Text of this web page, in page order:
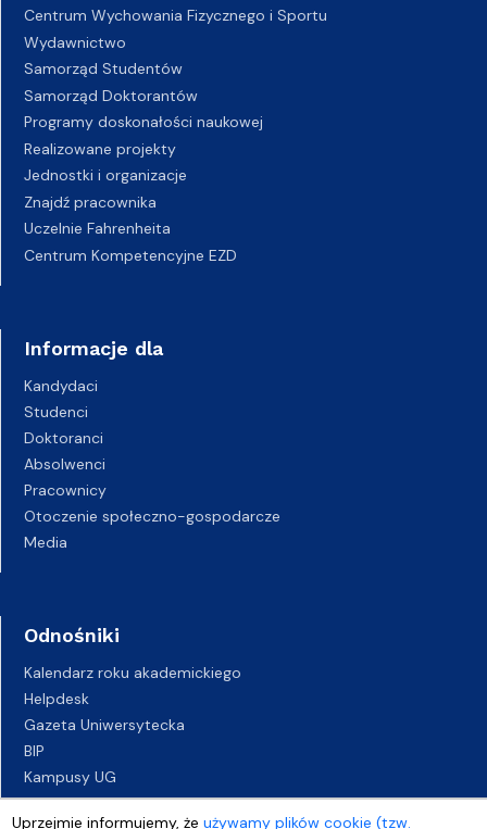
Uprzejmie informujemy, żeużywamy plików cookie (tzw.
Centrum Wychowania Fizycznego i Sportu
Wydawnictwo
Samorząd Studentów
Samorząd Doktorantów
Programy doskonałości naukowej
Realizowane projekty
Jednostki i organizacje
Znajdź pracownika
Uczelnie Fahrenheita
Centrum Kompetencyjne EZD
Informacje dla
Kandydaci
Studenci
Doktoranci
Absolwenci
Pracownicy
Otoczenie społeczno-gospodarcze
Media
Odnośniki
Kalendarz roku akademickiego
Helpdesk
Gazeta Uniwersytecka
BIP
Kampusy UG
Biuro Karier UG